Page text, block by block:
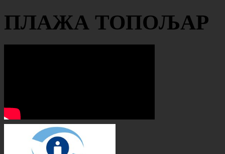
ПЛАЖА ТОПОЉАР